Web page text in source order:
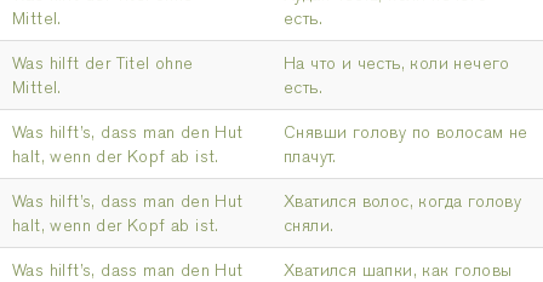
Mittel.
есть.
Was hilft der Titel ohne
Mittel.
На что и честь, коли нечего
есть.
Was hilft’s, dass man den Hut
halt, wenn der Kopf ab ist.
Снявши голову по волосам не
плачут.
Was hilft’s, dass man den Hut
halt, wenn der Kopf ab ist.
Хватился волос, когда голову
сняли.
Was hilft’s, dass man den Hut
Хватился шапки, как головы